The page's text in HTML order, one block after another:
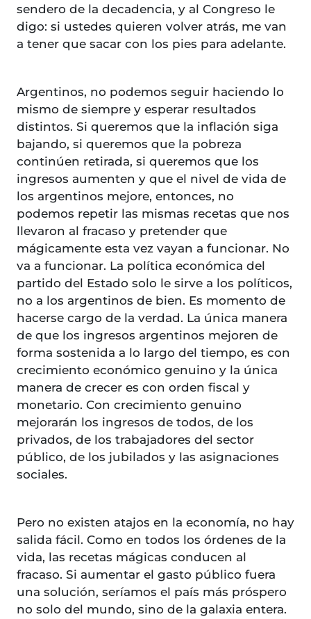
sendero de la decadencia, y al Congreso le
digo: si ustedes quieren volver atrás, me van
a tener que sacar con los pies para adelante.
Argentinos, no podemos seguir haciendo lo
mismo de siempre y esperar resultados
distintos. Si queremos que la inflación siga
bajando, si queremos que la pobreza
continúen retirada, si queremos que los
ingresos aumenten y que el nivel de vida de
los argentinos mejore, entonces, no
podemos repetir las mismas recetas que nos
llevaron al fracaso y pretender que
mágicamente esta vez vayan a funcionar. No
va a funcionar. La política económica del
partido del Estado solo le sirve a los políticos,
no a los argentinos de bien. Es momento de
hacerse cargo de la verdad. La única manera
de que los ingresos argentinos mejoren de
forma sostenida a lo largo del tiempo, es con
crecimiento económico genuino y la única
manera de crecer es con orden fiscal y
monetario. Con crecimiento genuino
mejorarán los ingresos de todos, de los
privados, de los trabajadores del sector
público, de los jubilados y las asignaciones
sociales.
Pero no existen atajos en la economía, no hay
salida fácil. Como en todos los órdenes de la
vida, las recetas mágicas conducen al
fracaso. Si aumentar el gasto público fuera
una solución, seríamos el país más próspero
no solo del mundo, sino de la galaxia entera.